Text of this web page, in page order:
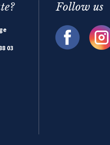
03
Follow us